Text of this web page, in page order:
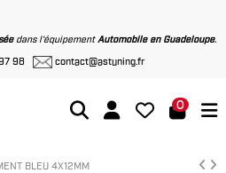
dans l'équipement Automobile en Guadeloupe.
98 contact@astuning.fr
0
BLEU 4X12MM